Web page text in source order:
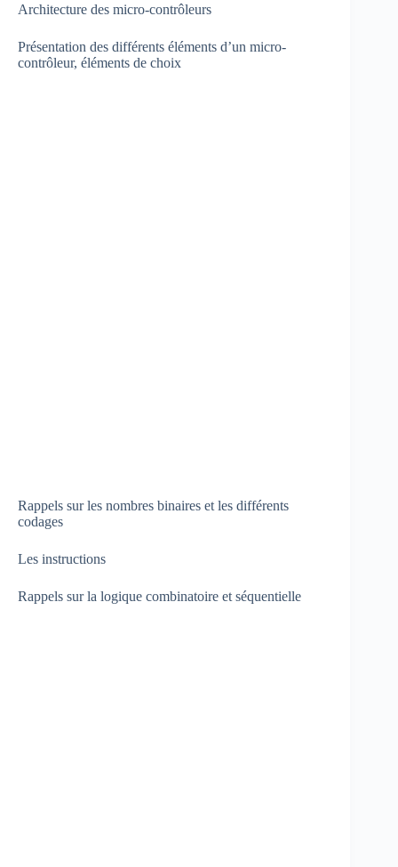
Architecture des micro-contrôleurs
Présentation des différents éléments d’un micro-
contrôleur, éléments de choix
Rappels sur les nombres binaires et les différents
codages
Les instructions
Rappels sur la logique combinatoire et séquentielle